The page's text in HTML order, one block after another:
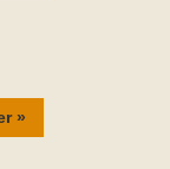
»